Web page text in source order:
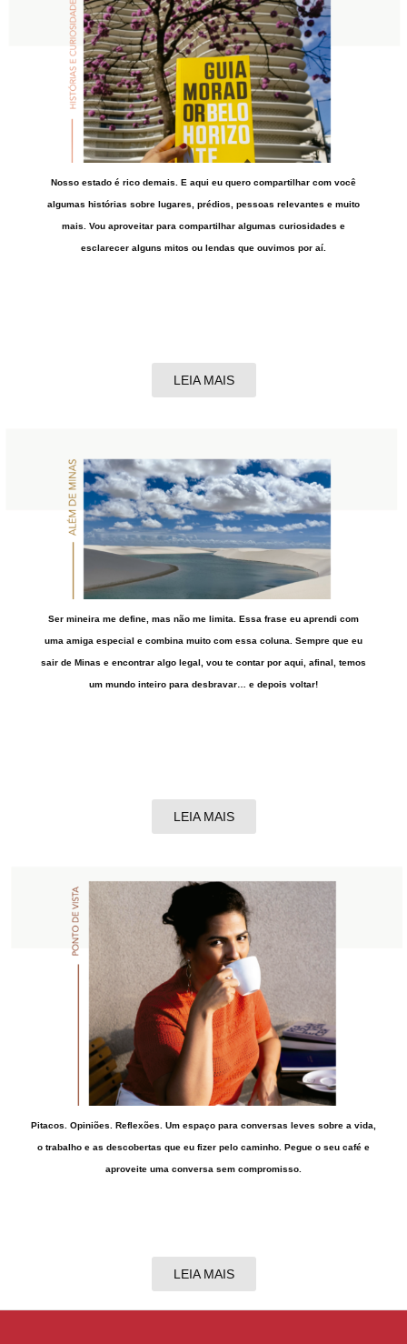
LEIA MAIS
Nosso estado é rico demais. E aqui eu quero compartilhar com você
algumas histórias sobre lugares, prédios, pessoas relevantes e muito
mais. Vou aproveitar para compartilhar algumas curiosidades e
esclarecer alguns mitos ou lendas que ouvimos por aí.
LEIA MAIS
Ser mineira me define, mas não me limita. Essa frase eu aprendi com
uma amiga especial e combina muito com essa coluna. Sempre que eu
sair de Minas e encontrar algo legal, vou te contar por aqui, afinal, temos
um mundo inteiro para desbravar… e depois voltar!
LEIA MAIS
Pitacos. Opiniões. Reflexões. Um espaço para conversas leves sobre a vida,
o trabalho e as descobertas que eu fizer pelo caminho. Pegue o seu café e
aproveite uma conversa sem compromisso.